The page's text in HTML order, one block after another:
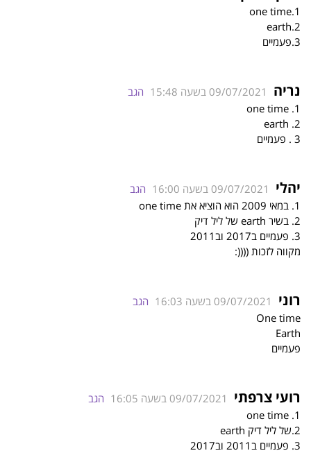
1.one time
2.earth
3.פעמיים
נריה 09/07/2021 בשעה 15:48
הגב
1. one time
2. earth
3 . פעמיים
יהלי 09/07/2021 בשעה 16:00
הגב
1. במאי 2009 הוא הוציא את one time
2. בשיר earth של ליל דיק
3. פעמיים ב2017 וב2011
מקווה לזכות ((((:
רוני 09/07/2021 בשעה 16:03
הגב
One time
Earth
פעמיים
רועי צרפתי 09/07/2021 בשעה 16:05
הגב
1. one time
2.של ליל דיק earth
3. פעמיים ב2011 וב2017